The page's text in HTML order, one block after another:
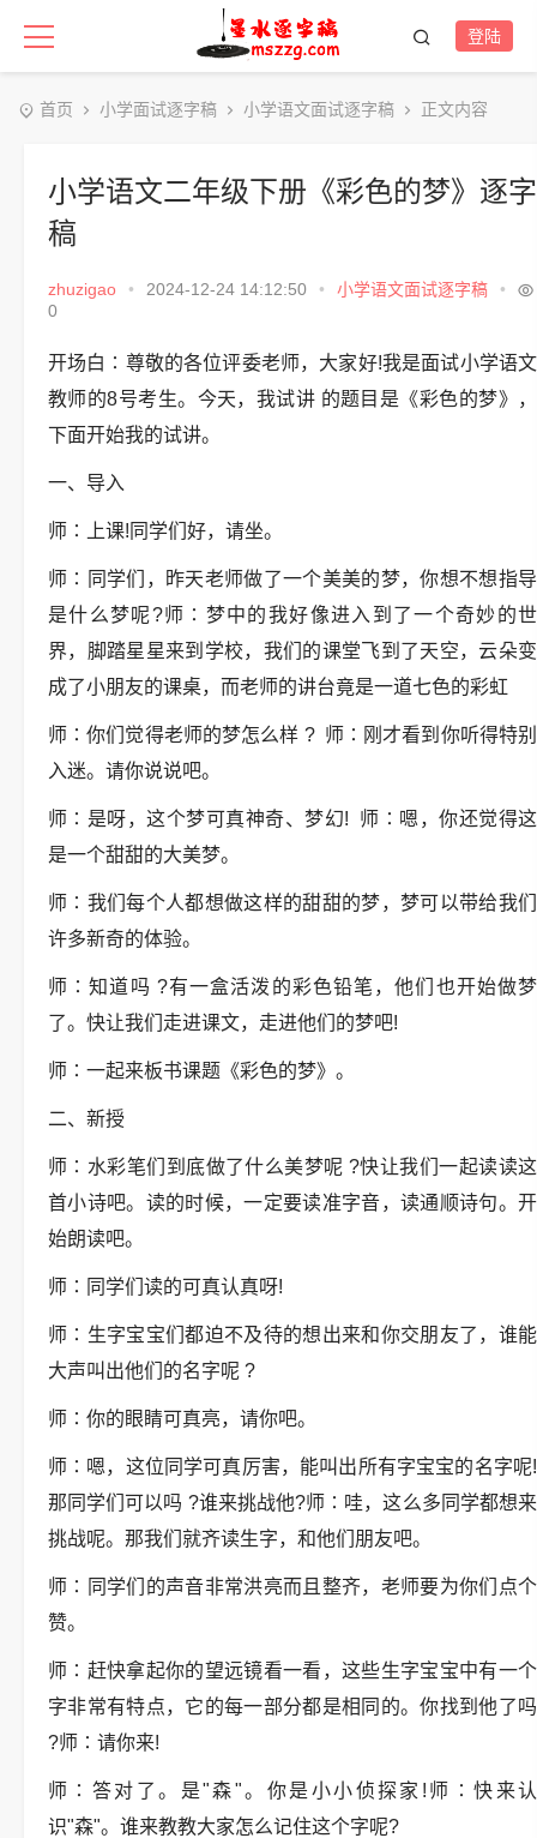
登陆
首页 小学面试逐字稿 小学语文面试逐字稿 正文内容
小学语文二年级下册《彩色的梦》逐字
稿
zhuzigao • 2024-12-24 14:12:50 • 小学语文面试逐字稿
•
0
开场白∶尊敬的各位评委老师，大家好!我是面试小学语文
教师的8号考生。今天，我试讲 的题目是《彩色的梦》，
下面开始我的试讲。
一、导入
师∶上课!同学们好，请坐。
师∶同学们，昨天老师做了一个美美的梦，你想不想指导
是什么梦呢?师∶梦中的我好像进入到了一个奇妙的世
界，脚踏星星来到学校，我们的课堂飞到了天空，云朵变
成了小朋友的课桌，而老师的讲台竟是一道七色的彩虹
师∶你们觉得老师的梦怎么样 ? 师∶刚才看到你听得特别
入迷。请你说说吧。
师∶是呀，这个梦可真神奇、梦幻! 师∶嗯，你还觉得这
是一个甜甜的大美梦。
师∶我们每个人都想做这样的甜甜的梦，梦可以带给我们
许多新奇的体验。
师∶知道吗 ?有一盒活泼的彩色铅笔，他们也开始做梦
了。快让我们走进课文，走进他们的梦吧!
师∶一起来板书课题《彩色的梦》。
二、新授
师∶水彩笔们到底做了什么美梦呢 ?快让我们一起读读这
首小诗吧。读的时候，一定要读准字音，读通顺诗句。开
始朗读吧。
师∶同学们读的可真认真呀!
师∶生字宝宝们都迫不及待的想出来和你交朋友了，谁能
大声叫出他们的名字呢 ?
师∶你的眼睛可真亮，请你吧。
师∶嗯，这位同学可真厉害，能叫出所有字宝宝的名字呢!
那同学们可以吗 ?谁来挑战他?师∶哇，这么多同学都想来
挑战呢。那我们就齐读生字，和他们朋友吧。
师∶同学们的声音非常洪亮而且整齐，老师要为你们点个
赞。
师∶赶快拿起你的望远镜看一看，这些生字宝宝中有一个
字非常有特点，它的每一部分都是相同的。你找到他了吗
?师∶请你来!
师∶答对了。是"森"。你是小小侦探家!师∶快来认
识"森"。谁来教教大家怎么记住这个字呢?